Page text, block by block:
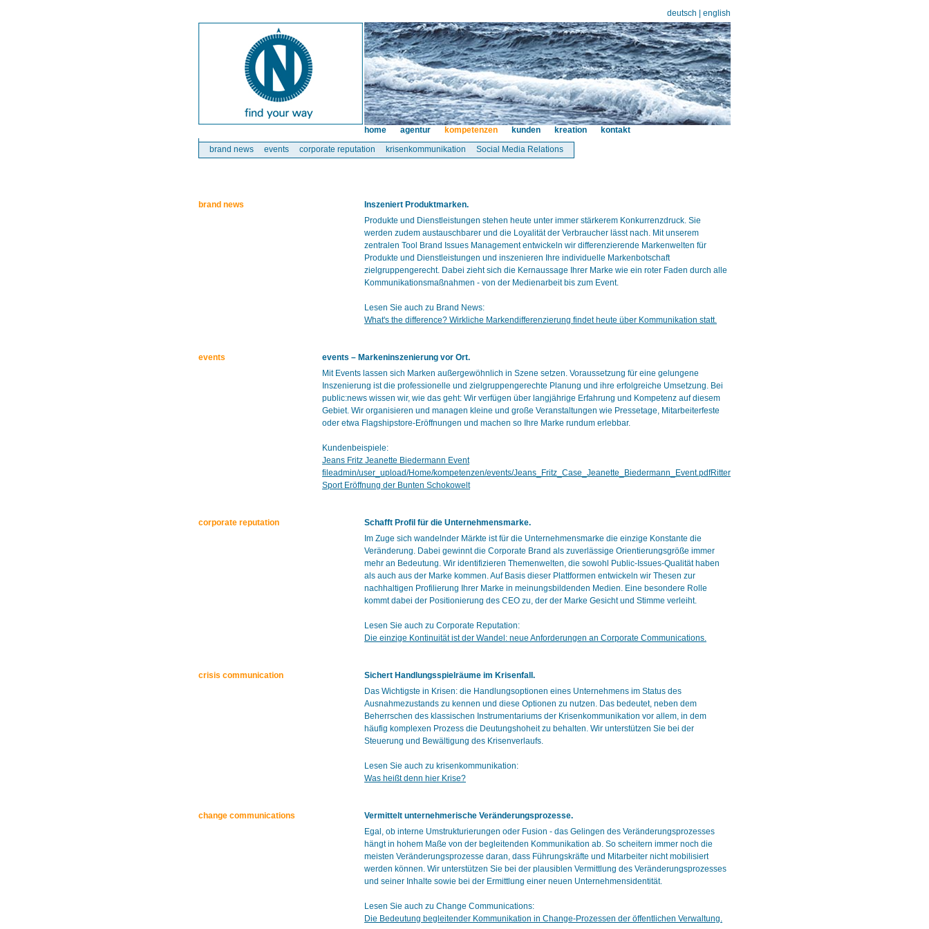
brand news events corporate reputation krisenkommunikation Social Media Relations
deutsch english
home agentur kompetenzen kunden kreation kontakt
brand news
Inszeniert Produktmarken.
Produkte und Dienstleistungen stehen heute unter immer stärkerem Konkurrenzdruck. Sie
werden zudem austauschbarer und die Loyalität der Verbraucher lässt nach. Mit unserem
zentralen Tool Brand Issues Management entwickeln wir differenzierende Markenwelten für
Produkte und Dienstleistungen und inszenieren Ihre individuelle Markenbotschaft
zielgruppengerecht. Dabei zieht sich die Kernaussage Ihrer Marke wie ein roter Faden durch alle
Kommunikationsmaßnahmen - von der Medienarbeit bis zum Event.
Lesen Sie auch zu Brand News:
What's the difference? Wirkliche Markendifferenzierung findet heute über Kommunikation statt.
events
events – Markeninszenierung vor Ort.
Mit Events lassen sich Marken außergewöhnlich in Szene setzen. Voraussetzung für eine gelungene
Inszenierung ist die professionelle und zielgruppengerechte Planung und ihre erfolgreiche Umsetzung. Bei
public:news wissen wir, wie das geht: Wir verfügen über langjährige Erfahrung und Kompetenz auf diesem
Gebiet. Wir organisieren und managen kleine und große Veranstaltungen wie Pressetage, Mitarbeiterfeste
oder etwa Flagshipstore-Eröffnungen und machen so Ihre Marke rundum erlebbar.
Kundenbeispiele:
Jeans Fritz Jeanette Biedermann Event
fileadmin/user_upload/Home/kompetenzen/events/Jeans_Fritz_Case_Jeanette_Biedermann_Event.pdfRitter
Sport Eröffnung der Bunten Schokowelt
corporate reputation
Schafft Profil für die Unternehmensmarke.
Im Zuge sich wandelnder Märkte ist für die Unternehmensmarke die einzige Konstante die
Veränderung. Dabei gewinnt die Corporate Brand als zuverlässige Orientierungsgröße immer
mehr an Bedeutung. Wir identifizieren Themenwelten, die sowohl Public-Issues-Qualität haben
als auch aus der Marke kommen. Auf Basis dieser Plattformen entwickeln wir Thesen zur
nachhaltigen Profilierung Ihrer Marke in meinungsbildenden Medien. Eine besondere Rolle
kommt dabei der Positionierung des CEO zu, der der Marke Gesicht und Stimme verleiht.
Lesen Sie auch zu Corporate Reputation:
Die einzige Kontinuität ist der Wandel: neue Anforderungen an Corporate Communications.
crisis communication
Sichert Handlungsspielräume im Krisenfall.
Das Wichtigste in Krisen: die Handlungsoptionen eines Unternehmens im Status des
Ausnahmezustands zu kennen und diese Optionen zu nutzen. Das bedeutet, neben dem
Beherrschen des klassischen Instrumentariums der Krisenkommunikation vor allem, in dem
häufig komplexen Prozess die Deutungshoheit zu behalten. Wir unterstützen Sie bei der
Steuerung und Bewältigung des Krisenverlaufs.
Lesen Sie auch zu krisenkommunikation:
Was heißt denn hier Krise?
change communications
Vermittelt unternehmerische Veränderungsprozesse.
Egal, ob interne Umstrukturierungen oder Fusion - das Gelingen des Veränderungsprozesses
hängt in hohem Maße von der begleitenden Kommunikation ab. So scheitern immer noch die
meisten Veränderungsprozesse daran, dass Führungskräfte und Mitarbeiter nicht mobilisiert
werden können. Wir unterstützen Sie bei der plausiblen Vermittlung des Veränderungsprozesses
und seiner Inhalte sowie bei der Ermittlung einer neuen Unternehmensidentität.
Lesen Sie auch zu Change Communications:
Die Bedeutung begleitender Kommunikation in Change-Prozessen der öffentlichen Verwaltung.